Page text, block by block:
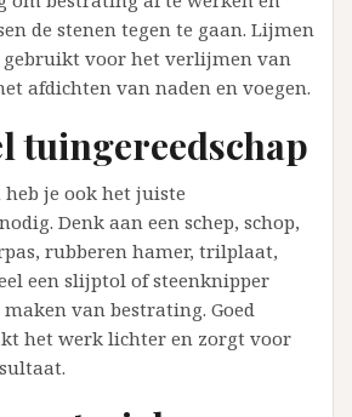
de stenen tegen te gaan. Lijmen
voor het verlijmen van
afdichten van naden en voegen.
tuingereedschap
je ook het juiste
Denk aan een schep, schop,
rubberen hamer, trilplaat,
een slijptol of steenknipper
van bestrating. Goed
het werk lichter en zorgt voor